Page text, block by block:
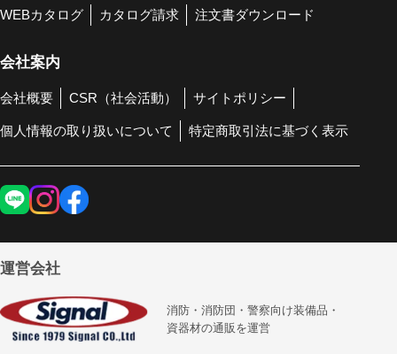
WEBカタログ カタログ請求 注文書ダウンロード
会社案内
会社概要 CSR（社会活動） サイトポリシー
個人情報の取り扱いについて 特定商取引法に基づく表示
運営会社
消防・消防団・警察向け装備品・
資器材の通販を運営